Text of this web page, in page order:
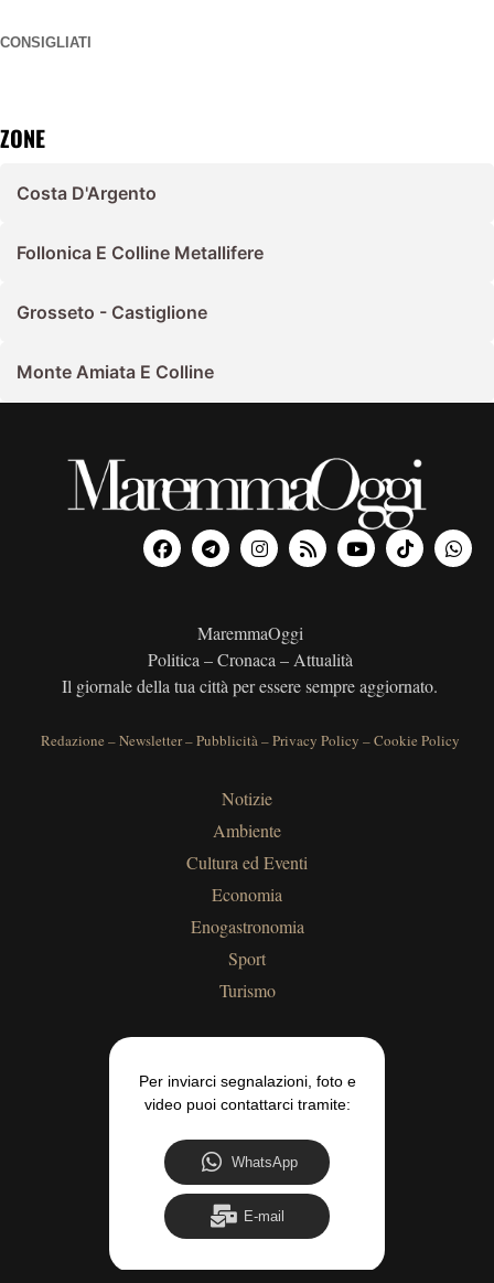
CONSIGLIATI
ZONE
Costa D'Argento
Follonica E Colline Metallifere
Grosseto - Castiglione
Monte Amiata E Colline
MaremmaOggi
Politica – Cronaca – Attualità
Il giornale della tua città per essere sempre aggiornato.
Redazione –Newsletter–Pubblicità–Privacy Policy –Cookie Policy
Notizie
Ambiente
Cultura ed Eventi
Economia
Enogastronomia
Sport
Turismo
Per inviarci segnalazioni, foto e
video puoi contattarci tramite:
WhatsApp
E-mail